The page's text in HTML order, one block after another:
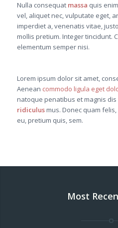
Nulla consequat massa quis
vel, aliquet nec, vulputate eget,
imperdiet a, venenatis vitae,
mollis pretium. Integer tincidunt.
elementum semper nisi.
Lorem ipsum dolor sit amet,
Aenean commodo ligula eget
natoque penatibus et magnis
ridiculusmus. Donec quam
eu, pretium quis, sem.
Most